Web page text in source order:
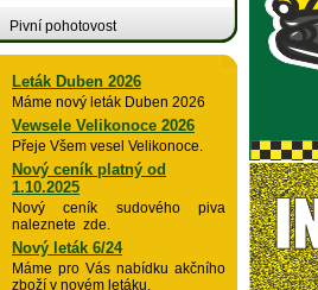
Pivní pohotovost
Leták Duben 2026
Máme nový leták Duben 2026
Vewsele Velikonoce 2026
Přeje Všem vesel Velikonoce.
Nový ceník platný od
1.10.2025
Nový ceník sudového piva
naleznete zde.
Nový leták 6/24
Máme pro Vás nabídku akčního
zboží v novém letáku.